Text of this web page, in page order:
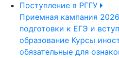
Поступление в РГГУ
Приемная кампания 2026
подготовки к ЕГЭ и
образование Курсы
обязательные для